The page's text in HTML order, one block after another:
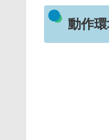
動作